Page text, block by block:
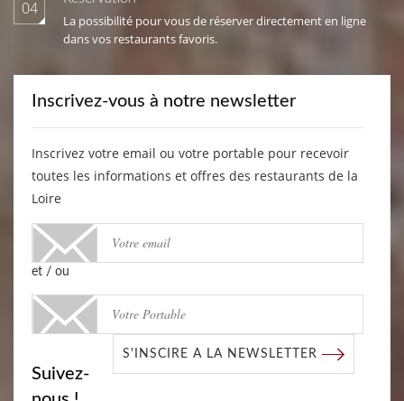
04
La possibilité pour vous de réserver directement en ligne
dans vos restaurants favoris.
Inscrivez-vous à notre newsletter
Inscrivez votre email ou votre portable pour recevoir
toutes les informations et offres des restaurants de la
Loire
et / ou
S'INSCIRE A LA NEWSLETTER
Suivez-